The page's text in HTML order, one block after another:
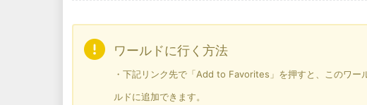
ワールドに行く方法
・下記リンク先で「Add to Favorites」を押すと、このワー
ルドに追加できます。